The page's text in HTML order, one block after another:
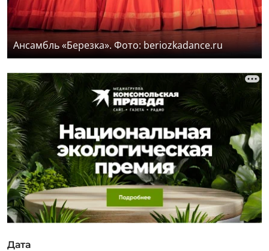
Ансамбль «Березка». Фото: beriozkadance.ru
Дата